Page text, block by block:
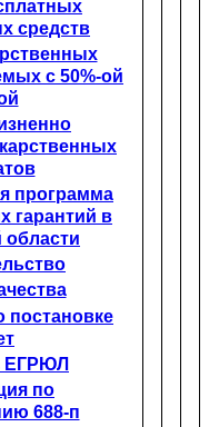
средств
с 50%-ой
программа
гарантий в
области
постановке
ЕГРЮЛ
по
688-п